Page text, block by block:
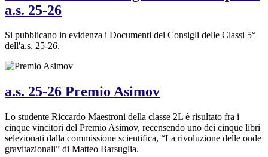
a.s. 25-26
Si pubblicano in evidenza i Documenti dei Consigli delle Classi 5°
dell'a.s. 25-26.
a.s. 25-26 Premio Asimov
Lo studente Riccardo Maestroni della classe 2L è risultato fra i
cinque vincitori del Premio Asimov, recensendo uno dei cinque libri
selezionati dalla commissione scientifica, “La rivoluzione delle onde
gravitazionali” di Matteo Barsuglia.